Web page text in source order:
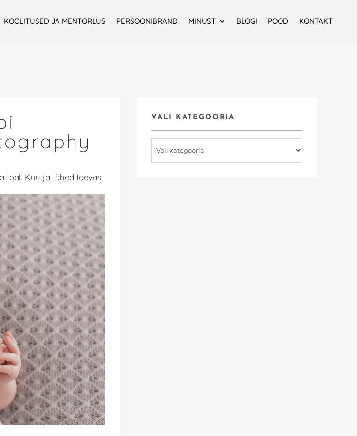
KOOLITUSED JA MENTORLUS PERSOONIBRÄND MINUST BLOGI POOD KONTAKT
toal. Kuu ja tähed taevas
VALI KATEGOORIA
kategooria